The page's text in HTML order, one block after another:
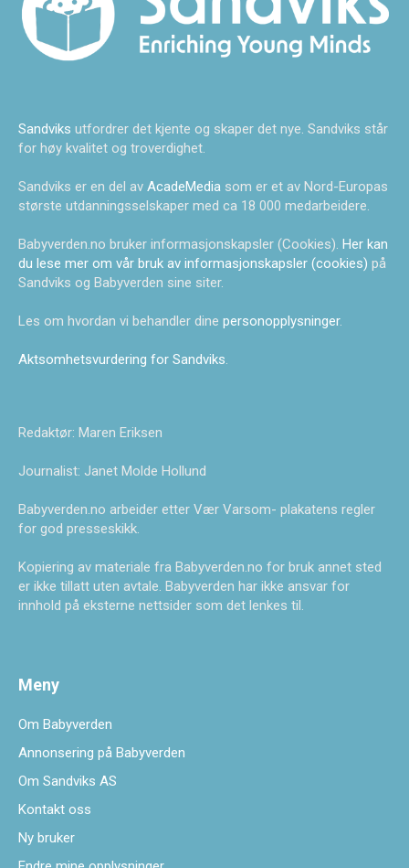
Sandviks utfordrer det kjente og skaper det nye. Sandviks står
for høy kvalitet og troverdighet.
Sandviks er en del av AcadeMedia som er et av Nord-Europas
største utdanningsselskaper med ca 18 000 medarbeidere.
Babyverden.no bruker informasjonskapsler (Cookies). Her kan
du lese mer om vår bruk av informasjonskapsler (cookies) på
Sandviks og Babyverden sine siter.
Les om hvordan vi behandler dine personopplysninger.
Aktsomhetsvurdering for Sandviks.
Redaktør: Maren Eriksen
Journalist: Janet Molde Hollund
Babyverden.no arbeider etter Vær Varsom- plakatens regler
for god presseskikk.
Kopiering av materiale fra Babyverden.no for bruk annet sted
er ikke tillatt uten avtale. Babyverden har ikke ansvar for
innhold på eksterne nettsider som det lenkes til.
Meny
Om Babyverden
Annonsering på Babyverden
Om Sandviks AS
Kontakt oss
Ny bruker